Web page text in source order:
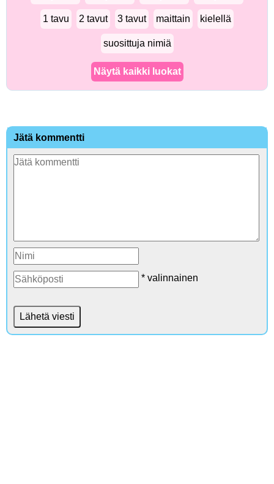
1 tavu 2 tavut 3 tavut maittain kielellä
suosittuja nimiä
Näytä kaikki luokat
Jätä kommentti
* valinnainen